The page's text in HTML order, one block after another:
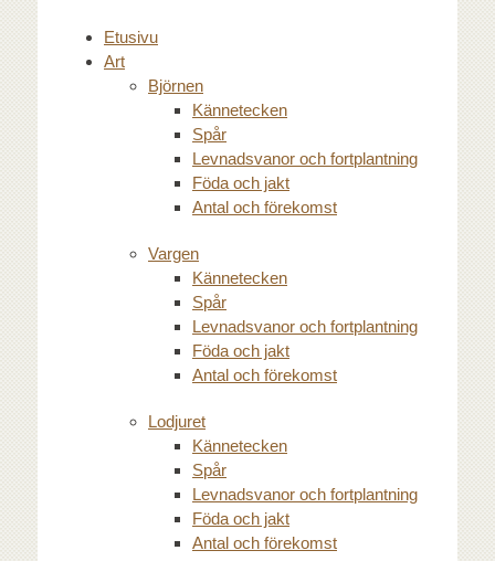
Etusivu
Art
Björnen
Kännetecken
Spår
Levnadsvanor och fortplantning
Föda och jakt
Antal och förekomst
Vargen
Kännetecken
Spår
Levnadsvanor och fortplantning
Föda och jakt
Antal och förekomst
Lodjuret
Kännetecken
Spår
Levnadsvanor och fortplantning
Föda och jakt
Antal och förekomst